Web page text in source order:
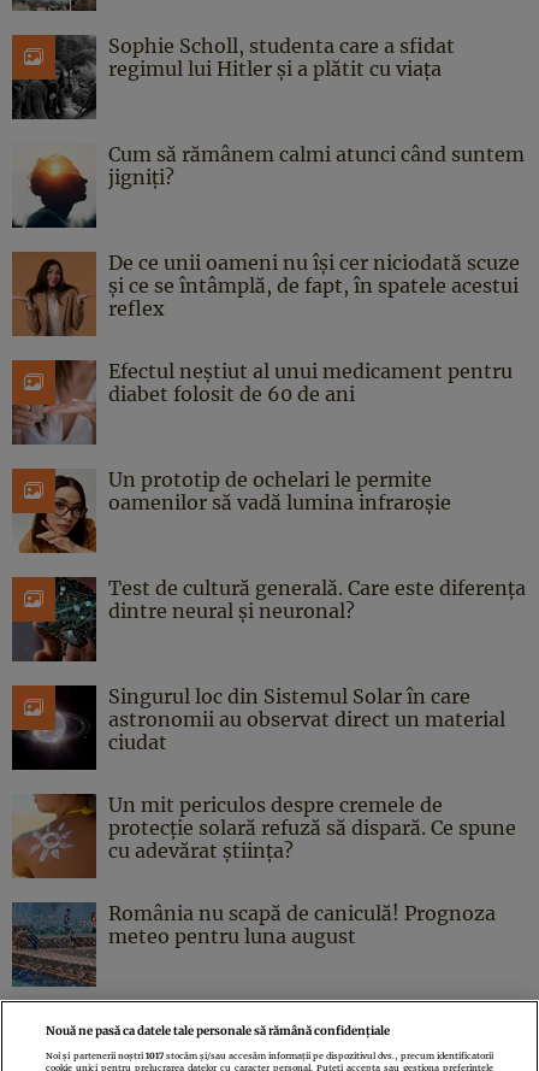
Sophie Scholl, studenta care a sfidat
regimul lui Hitler și a plătit cu viața
Cum să rămânem calmi atunci când suntem
jigniți?
De ce unii oameni nu își cer niciodată scuze
și ce se întâmplă, de fapt, în spatele acestui
reflex
Efectul neștiut al unui medicament pentru
diabet folosit de 60 de ani
Un prototip de ochelari le permite
oamenilor să vadă lumina infraroșie
Test de cultură generală. Care este diferența
dintre neural și neuronal?
Singurul loc din Sistemul Solar în care
astronomii au observat direct un material
ciudat
Un mit periculos despre cremele de
protecție solară refuză să dispară. Ce spune
cu adevărat știința?
România nu scapă de caniculă! Prognoza
meteo pentru luna august
Nouă ne pasă ca datele tale personale să rămână confidențiale
Noi și partenerii noștri 1017stocăm și/sau accesăm informații pe dispozitivul dvs., precum identificatorii
cookie unici pentru prelucrarea datelor cu caracter personal. Puteți accepta sau gestiona preferințele